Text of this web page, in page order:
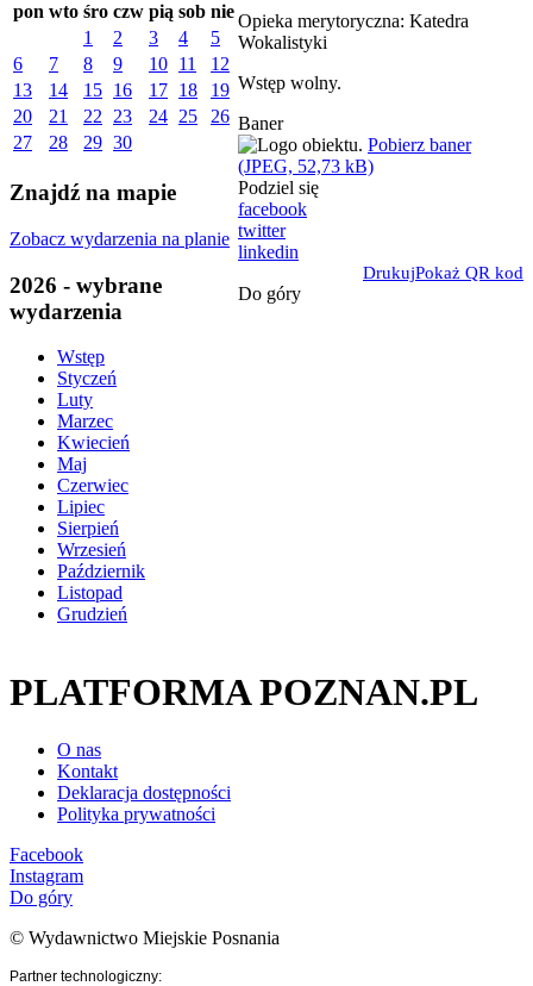
pon wto śro czw pią sob nie
1
2 3 4
5
6
7 8 9 10 11
12
13
14 15 16 17 18
19
20
21 22 23 24 25
26
27
28 29 30
Znajdź na mapie
Zobacz wydarzenia na planie
2026 - wybrane
wydarzenia
Wstęp
Styczeń
Luty
Marzec
Kwiecień
Maj
Czerwiec
Lipiec
Sierpień
Wrzesień
Październik
Listopad
Grudzień
Opieka merytoryczna: Katedra
Wokalistyki
Wstęp wolny.
Baner
Pobierz baner
(JPEG, 52,73 kB)
Podziel się
facebook
twitter
linkedin
DrukujPokaż QR kod
Do góry
PLATFORMA POZNAN.PL
O nas
Kontakt
Deklaracja dostępności
Polityka prywatności
Facebook
Instagram
Do góry
© Wydawnictwo Miejskie Posnania
Partner technologiczny: